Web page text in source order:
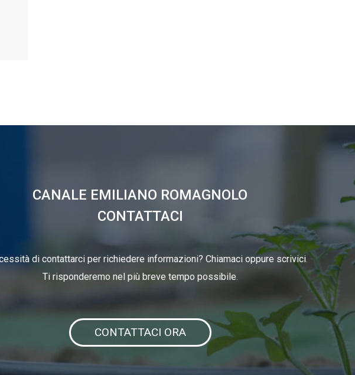
CANALE EMILIANO ROMAGNOLO
CONTATTACI
di contattarci per richiedere informazioni? Chiamaci oppure scrivici.
Ti risponderemo nel più breve tempo possibile.
CONTATTACI ORA